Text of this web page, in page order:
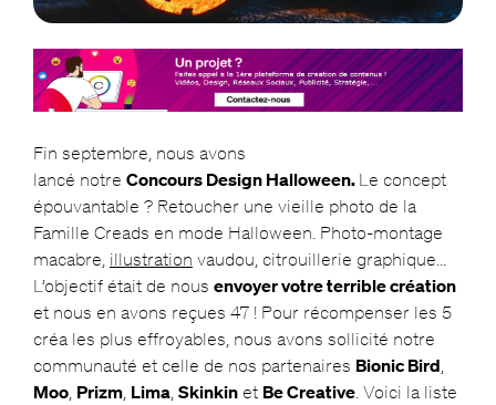
Fin septembre, nous avons
lancé notre Concours Design Halloween. Le concept
épouvantable ? Retoucher une vieille photo de la
Famille Creads en mode Halloween. Photo-montage
macabre, illustration vaudou, citrouillerie graphique…
L’objectif était de nous envoyer votre terrible création
et nous en avons reçues 47 ! Pour récompenser les 5
créa les plus effroyables, nous avons sollicité notre
communauté et celle de nos partenaires Bionic Bird
Moo, Prizm, Lima, Skinkinet Be Creative. Voici la liste